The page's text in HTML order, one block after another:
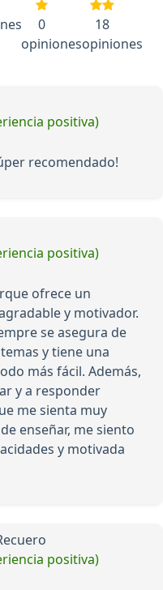
0
opiniones
18
opiniones
positiva)
recomendado!
positiva)
ofrece un
y motivador.
se asegura de
y tiene una
más fácil. Además,
y a responder
me sienta muy
enseñar, me siento
y motivada
positiva)